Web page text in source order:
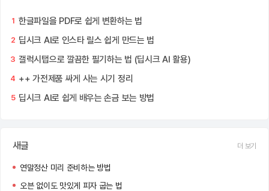
1 한글파일을 PDF로 쉽게 변환하는 법
2 딥시크 AI로 인스타 릴스 쉽게 만드는 법
3 갤럭시탭으로 깔끔한 필기하는 법 (딥시크 AI 활용)
4 ++ 가전제품 싸게 사는 시기 정리
5 딥시크 AI로 쉽게 배우는 손금 보는 방법
새글 더 보기
연말정산 미리 준비하는 방법
오븐 없이도 맛있게 피자 굽는 법